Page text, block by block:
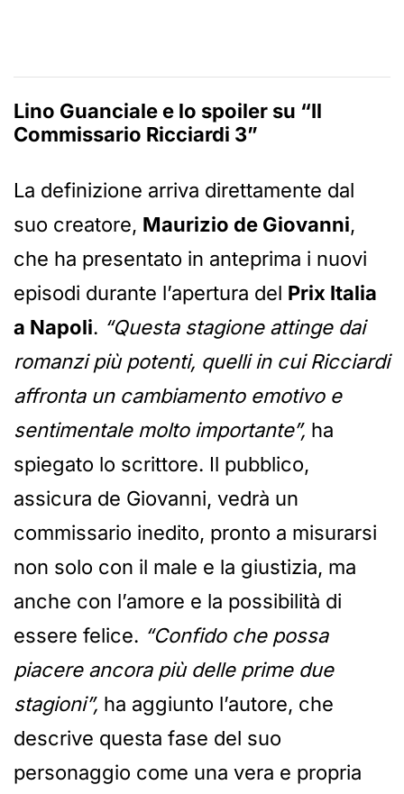
Lino Guanciale e lo spoiler su “Il
Commissario Ricciardi 3”
La definizione arriva direttamente dal
suo creatore, Maurizio de Giovanni,
che ha presentato in anteprima i nuovi
episodi durante l’apertura del Prix Italia
a Napoli. “Questa stagione attinge dai
romanzi più potenti, quelli in cui Ricciardi
affronta un cambiamento emotivo e
sentimentale molto importante”, ha
spiegato lo scrittore. Il pubblico,
assicura de Giovanni, vedrà un
commissario inedito, pronto a misurarsi
non solo con il male e la giustizia, ma
anche con l’amore e la possibilità di
essere felice. “Confido che possa
piacere ancora più delle prime due
stagioni”, ha aggiunto l’autore, che
descrive questa fase del suo
personaggio come una vera e propria